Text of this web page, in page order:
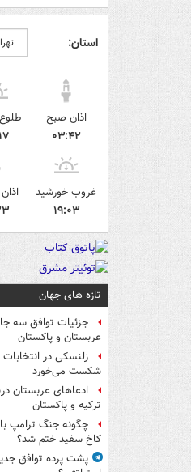
استان:
اذان صبح
۰۳:۴۲
غروب خورشید
۱۹:۰۳
تازه های جهان
جزئیات توافق سه
عربستان و پاکستان
زلنسکی در
شکست می‌خورد
ادعاهای عربستان
ترکیه و پاکستان
چگونه جنگ ترامپ
کاخ سفید ختم شد؟
پشت پرده توافق